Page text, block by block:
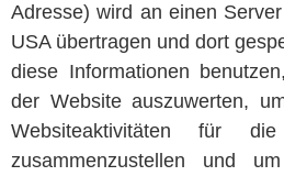
Adresse) wird an einen
USA übertragen und dort
diese Informationen
der Website auszuwerten,
Websiteaktivitäten für die
zusammenzustellen und